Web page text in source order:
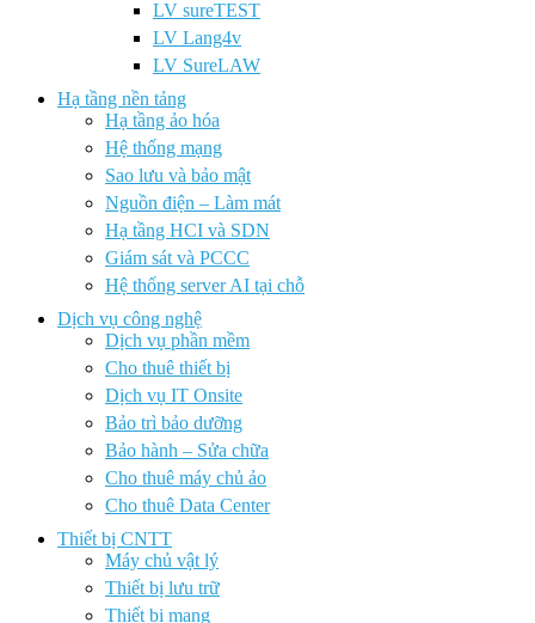
LV sureTEST
LV Lang4v
LV SureLAW
Hạ tầng nền tảng
Hạ tầng ảo hóa
Hệ thống mạng
Sao lưu và bảo mật
Nguồn điện – Làm mát
Hạ tầng HCI và SDN
Giám sát và PCCC
Hệ thống server AI tại chỗ
Dịch vụ công nghệ
Dịch vụ phần mềm
Cho thuê thiết bị
Dịch vụ IT Onsite
Bảo trì bảo dưỡng
Bảo hành – Sửa chữa
Cho thuê máy chủ ảo
Cho thuê Data Center
Thiết bị CNTT
Máy chủ vật lý
Thiết bị lưu trữ
Thiết bị mạng